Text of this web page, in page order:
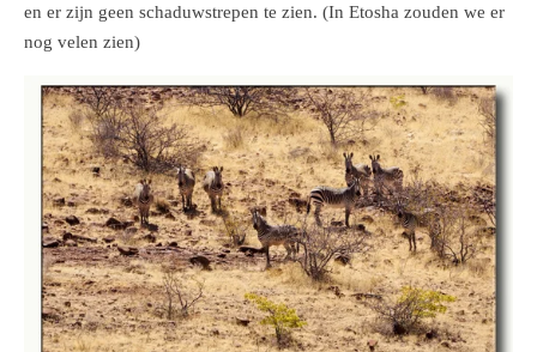
en er zijn geen schaduwstrepen te zien. (In Etosha zouden we er
nog velen zien)